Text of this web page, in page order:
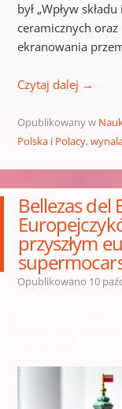
był „Wpływ
ceramicznych
ekranowania
Czytaj dalej →
Opublikowany w
Polska i Polacy,
Bellezas del
przyszłym
Opublikowano 10